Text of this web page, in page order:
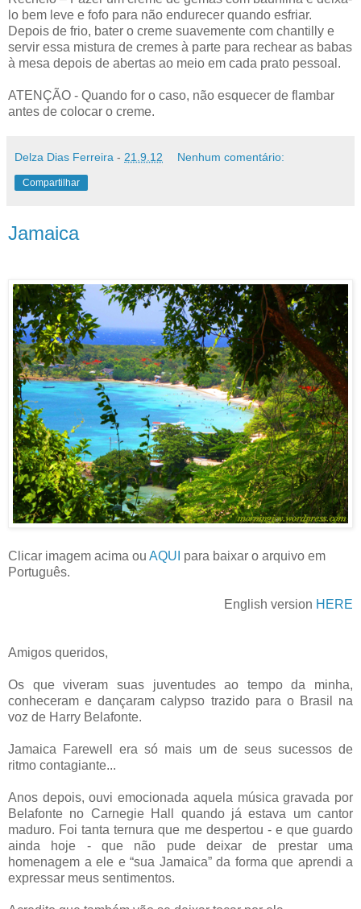
lo bem leve e fofo para não endurecer quando esfriar.
Depois de frio, bater o creme suavemente com chantilly e
servir essa mistura de cremes à parte para rechear as babas
à mesa depois de abertas ao meio em cada prato pessoal.
ATENÇÃO - Quando for o caso, não esquecer de flambar
antes de colocar o creme.
Delza Dias Ferreira - 21.9.12 Nenhum comentário:
Compartilhar
Jamaica
Clicar imagem acima ou AQUI para baixar o arquivo em
Português.
English version HERE
Amigos queridos,
Os que viveram suas juventudes ao tempo da minha,
conheceram e dançaram calypso trazido para o Brasil na
voz de Harry Belafonte.
Jamaica Farewell era só mais um de seus sucessos de
ritmo contagiante...
Anos depois, ouvi emocionada aquela música gravada por
Belafonte no Carnegie Hall quando já estava um cantor
maduro. Foi tanta ternura que me despertou - e que guardo
ainda hoje - que não pude deixar de prestar uma
homenagem a ele e “sua Jamaica” da forma que aprendi a
expressar meus sentimentos.